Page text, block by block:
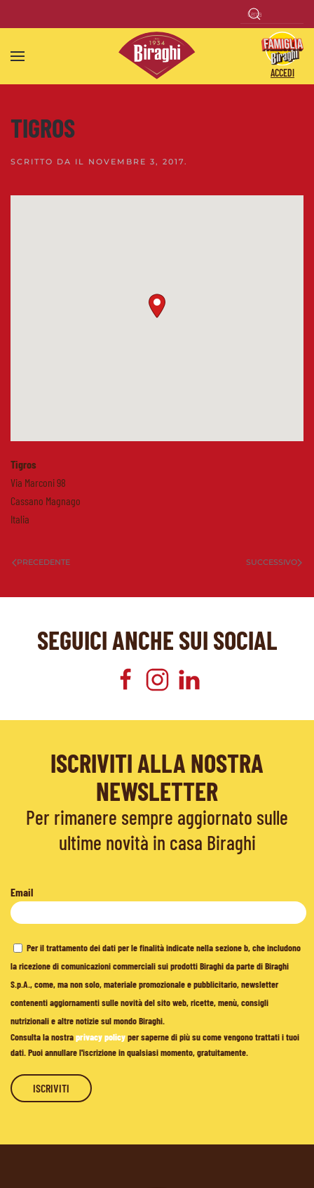
Skip to main content
ACCEDI
TIGROS
SCRITTO DA IL NOVEMBRE 3, 2017.
Tigros
Via Marconi 98
Cassano Magnago
Italia
PRECEDENTE SUCCESSIVO
SEGUICI ANCHE SUI SOCIAL
ISCRIVITI ALLA NOSTRA
NEWSLETTER
Per rimanere sempre aggiornato sulle
ultime novità in casa Biraghi
Email
Per il trattamento dei dati per le finalità indicate nella sezione b, che includono
la ricezione di comunicazioni commerciali sui prodotti Biraghi da parte di Biraghi
S.p.A., come, ma non solo, materiale promozionale e pubblicitario, newsletter
contenenti aggiornamenti sulle novità del sito web, ricette, menù, consigli
nutrizionali e altre notizie sul mondo Biraghi.
Consulta la nostraprivacy policyper saperne di più su come vengono trattati i tuoi
dati. Puoi annullare l'iscrizione in qualsiasi momento, gratuitamente.